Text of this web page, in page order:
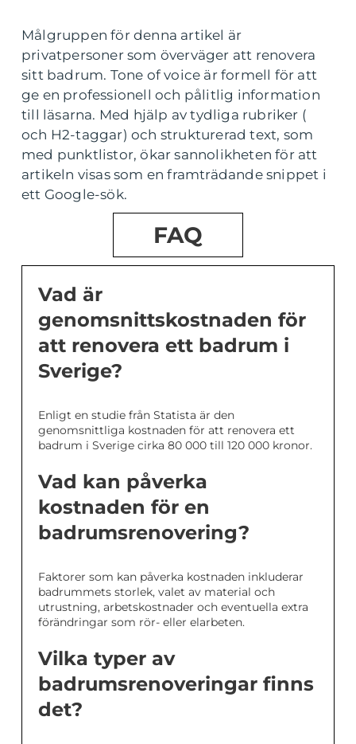
Målgruppen för denna artikel är
privatpersoner som överväger att renovera
sitt badrum. Tone of voice är formell för att
ge en professionell och pålitlig information
till läsarna. Med hjälp av tydliga rubriker (
och H2-taggar) och strukturerad text, som
med punktlistor, ökar sannolikheten för att
artikeln visas som en framträdande snippet i
ett Google-sök.
FAQ
Vad är
genomsnittskostnaden för
att renovera ett badrum i
Sverige?
Enligt en studie från Statista är den
genomsnittliga kostnaden för att renovera ett
badrum i Sverige cirka 80 000 till 120 000 kronor.
Vad kan påverka
kostnaden för en
badrumsrenovering?
Faktorer som kan påverka kostnaden inkluderar
badrummets storlek, valet av material och
utrustning, arbetskostnader och eventuella extra
förändringar som rör- eller elarbeten.
Vilka typer av
badrumsrenoveringar finns
det?